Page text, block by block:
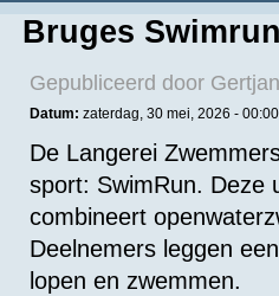
Bruges
Gepubliceerd door
Datum: zaterdag, 30 mei, 2026 - 00:00
De Langerei
sport: SwimRun. Deze
combineert
Deelnemers leggen
lopen en zwemmen.